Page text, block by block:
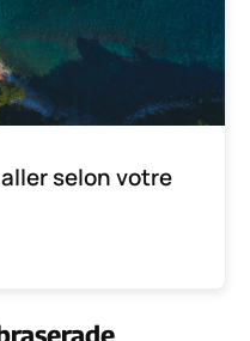
selon votre